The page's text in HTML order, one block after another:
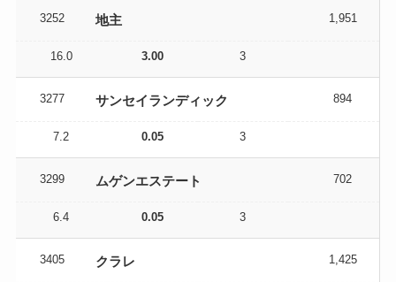
3252 地主 1,951
16.0 3.00 3
3277 サンセイランディック 894
7.2 0.05 3
3299 ムゲンエステート 702
6.4 0.05 3
3405 クラレ 1,425